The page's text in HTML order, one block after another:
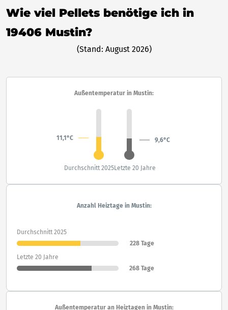
Wie viel Pellets benötige ich in
19406 Mustin?
(Stand: August 2026)
Außentemperatur in Mustin:
11,1°C 9,6°C
Durchschnitt 2025Letzte 20 Jahre
Anzahl Heiztage in Mustin:
Durchschnitt 2025
228 Tage
Letzte 20 Jahre
268 Tage
Außentemperatur an Heiztagen in Mustin: